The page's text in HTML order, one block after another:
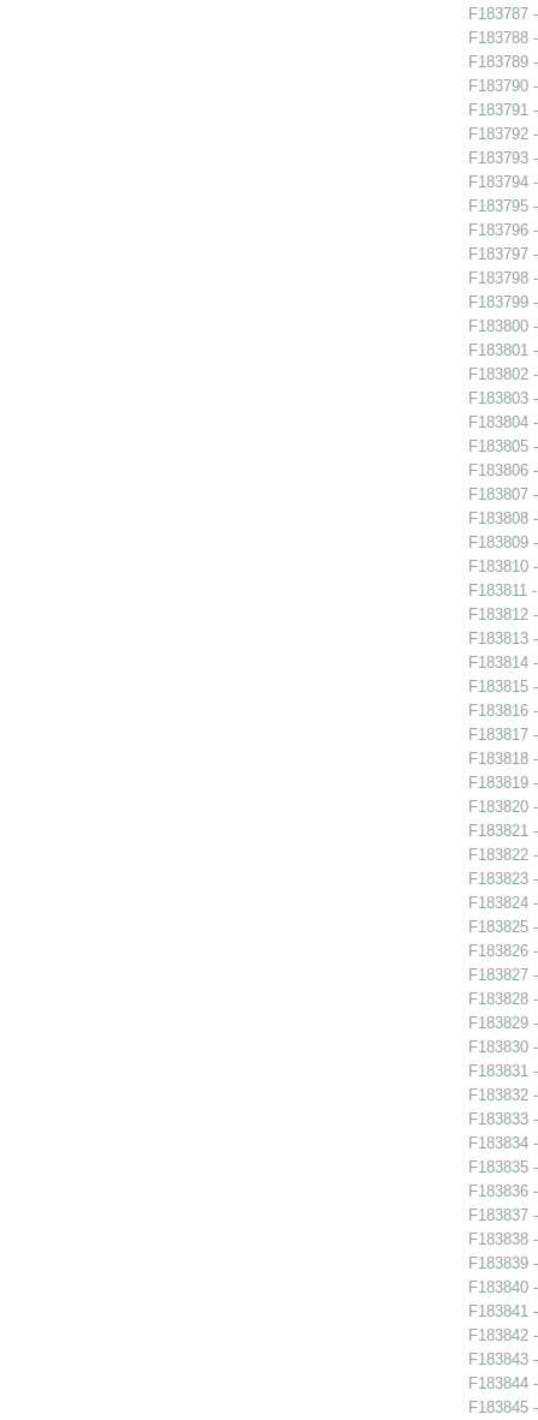
F183787
F183788
F183789
F183790
F183791
F183792
F183793
F183794
F183795
F183796
F183797
F183798
F183799
F183800
F183801
F183802
F183803
F183804
F183805
F183806
F183807
F183808
F183809
F183810
F183811
F183812
F183813
F183814
F183815
F183816
F183817
F183818
F183819
F183820
F183821
F183822
F183823
F183824
F183825
F183826
F183827
F183828
F183829
F183830
F183831
F183832
F183833
F183834
F183835
F183836
F183837
F183838
F183839
F183840
F183841
F183842
F183843
F183844
F183845